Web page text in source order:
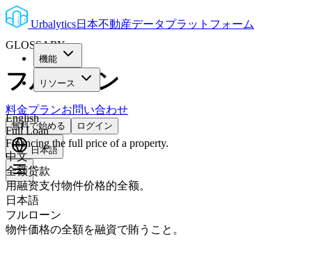
Urbalytics日本不動産データプラットフォーム
機能
リソース
料金プランお問い合わせ
無料で始める ログイン
日本語
GLOSSARY
フルローン
English
Full Loan
Financing the full price of a property.
中文
全额贷款
用融资支付物件价格的全额。
日本語
フルローン
物件価格の全額を融資で賄うこと。